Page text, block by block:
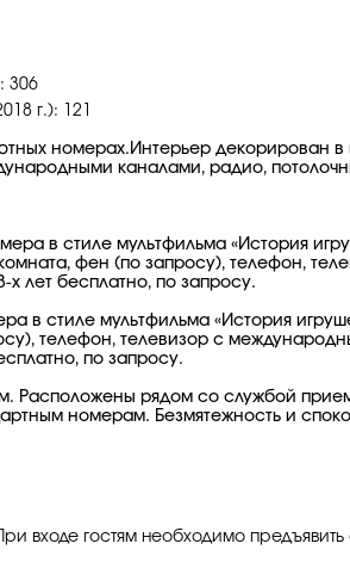
306
г.): 121
номерах.Интерьер
каналами, радио,
в стиле мультфильма «История
фен (по запросу), телефон,
лет бесплатно, по запросу.
в стиле мультфильма «История
телефон, телевизор с
по запросу.
Расположены рядом со службой
номерам. Безмятежность и
входе гостям необходимо